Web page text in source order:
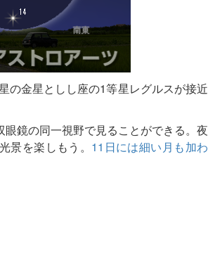
の金星としし座の1等星レグルスが接近
鏡の同一視野で見ることができる。夜
を楽しもう。 11日には細い月も加わ